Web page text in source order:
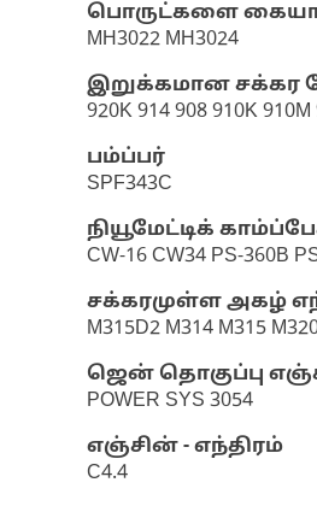
பொருட்களை
MH3022 MH3024
இறுக்கமான சக்கர
920K 914 908 910K
பம்ப்பர்
SPF343C
நியூமேட்டிக்
CW-16 CW34 PS-360B
சக்கரமுள்ள அகழ்
M315D2 M314 M315
ஜென் தொகுப்பு
POWER SYS 3054
எஞ்சின் - எந்திரம்
C4.4